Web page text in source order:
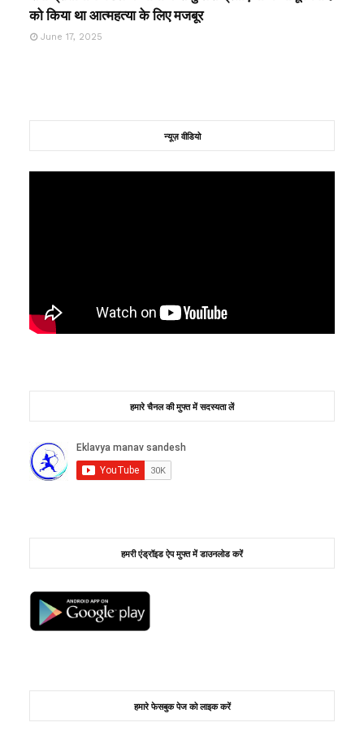
को किया था आत्महत्या के लिए मजबूर
June 17, 2025
न्यूज़ वीडियो
हमारे चैनल की मुफ्त में सदस्यता लें
हमरी एंड्रॉइड ऐप मुफ्त में डाउनलोड करें
हमारे फेसबुक पेज को लाइक करें